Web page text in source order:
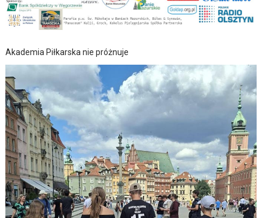
Akademia Piłkarska nie próżnuje